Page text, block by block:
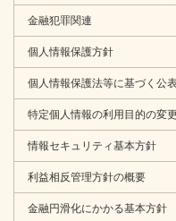
2025年4月14日
国際電話番号による特
2025年4月11日
貯金規定の一部改正に
2025年3月21日
特殊詐欺被害の未然防
2024年3月19日
金融犯罪関連
個人情報保護方針
個人情報保護法等に基づく公
特定個人情報の利用目的の変
情報セキュリティ基本方針
利益相反管理方針の概要
金融円滑化にかかる基本方針